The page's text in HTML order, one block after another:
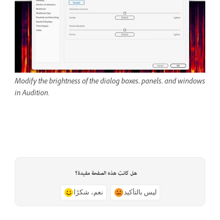
Modify the brightness of the dialog boxes, panels, and windows
in Audition.
هل كانت هذه الصفحة مفيدة؟
نعم، شكرًا ليس بالتأكيد